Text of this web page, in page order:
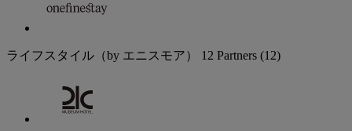
ライフスタイル（by エニスモア） 12 Partners (12)